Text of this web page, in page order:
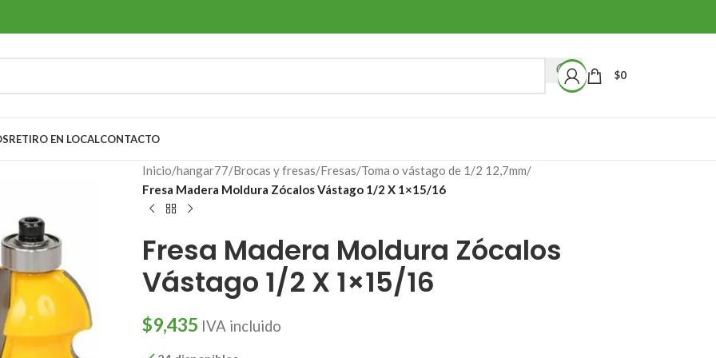
$0
RETIRO EN LOCALCONTACTO
Inicio/hangar77/Brocas y fresas/Fresas/Toma o vástago de 1/2 12,7mm/
Fresa Madera Moldura Zócalos Vástago 1/2 X 1×15/16
Fresa Madera Moldura Zócalos
Vástago 1/2 X 1×15/16
$9,435 IVA incluido